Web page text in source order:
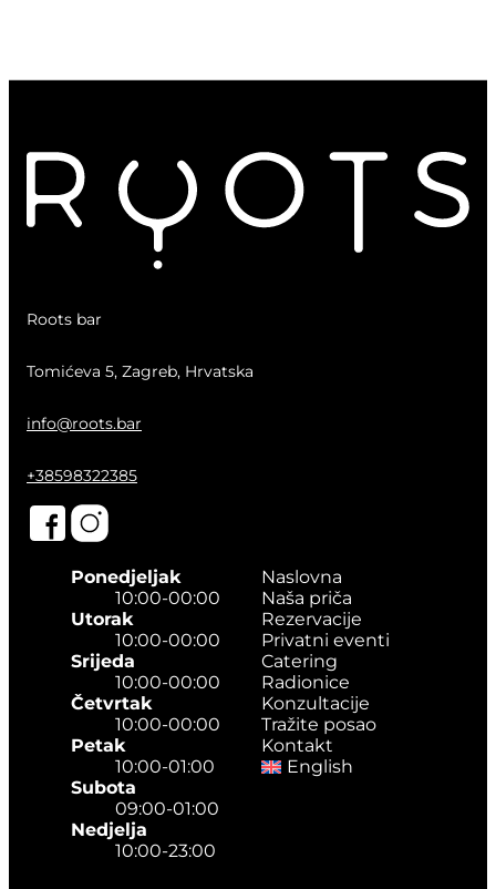
Roots bar
Tomićeva 5, Zagreb, Hrvatska
info@roots.bar
+38598322385
Ponedjeljak
10:00-00:00
Utorak
10:00-00:00
Srijeda
10:00-00:00
Četvrtak
10:00-00:00
Petak
10:00-01:00
Subota
09:00-01:00
Nedjelja
10:00-23:00
Naslovna
Naša priča
Rezervacije
Privatni eventi
Catering
Radionice
Konzultacije
Tražite posao
Kontakt
English